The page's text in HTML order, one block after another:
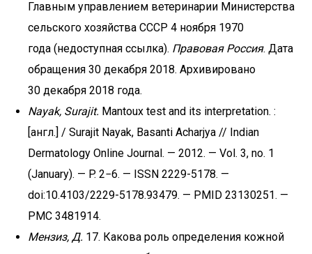
Главным управлением ветеринарии Министерства
сельского хозяйства СССР 4 ноября 1970
года (недоступная ссылка). Правовая Россия. Дата
обращения 30 декабря 2018. Архивировано
30 декабря 2018 года.
Nayak, Surajit. Mantoux test and its interpretation. :
[англ.] / Surajit Nayak, Basanti Acharjya // Indian
Dermatology Online Journal. — 2012. — Vol. 3, no. 1
(January). — P. 2−6. — ISSN 2229-5178. —
doi:10.4103/2229-5178.93479. — PMID 23130251. —
PMC 3481914.
Мензиз, Д. 17. Какова роль определения кожной